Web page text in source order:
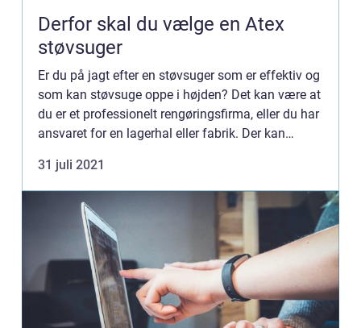
Derfor skal du vælge en Atex
støvsuger
Er du på jagt efter en støvsuger som er effektiv og
som kan støvsuge oppe i højden? Det kan være at
du er et professionelt rengøringsfirma, eller du har
ansvaret for en lagerhal eller fabrik. Der kan
31 juli 2021